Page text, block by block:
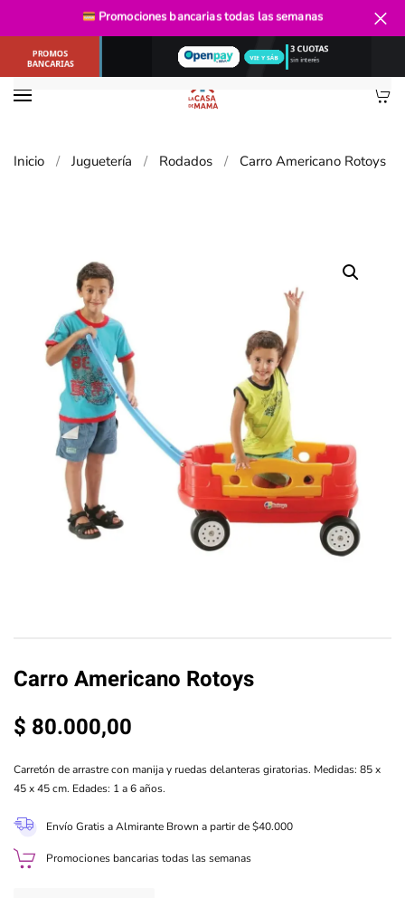
Ir al contenido principal
Inicio Juguetería Rodados Carro Americano Rotoys
Carro Americano Rotoys
$ 80.000,00
Carretón de arrastre con manija y ruedas delanteras giratorias. Medidas: 85 x
45 x 45 cm. Edades: 1 a 6 años.
Envío Gratis a Almirante Brown a partir de $40.000
Promociones bancarias todas las semanas
Promociones bancariastodas las semanas